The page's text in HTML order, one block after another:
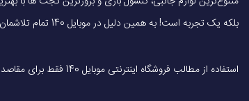
بلکه یک تجربه است! به همین دلیل در موبایل 140 تمام تلاشمان را می‌کنیم تا این تجربه را سریع، آسان و کاملاً رضایت‌بخش کنیم.
استفاده از مطالب فروشگاه اینترنتی موبایل 140 فقط برای مقاصد غیرتجاری و با ذکر منبع بلامانع است.